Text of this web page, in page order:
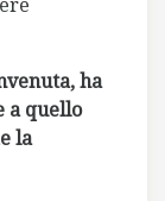
ha
a quello
la